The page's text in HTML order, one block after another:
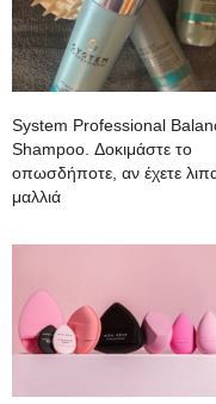
System Professional
Shampoo. Δοκιμάστε το
οπωσδήποτε, αν έχετε
μαλλιά